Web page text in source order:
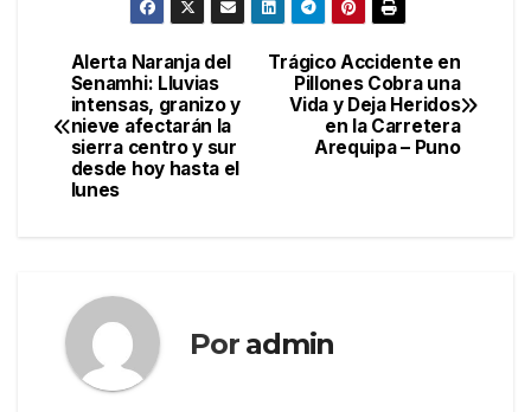
Navegación
de
entradas
Trágico Accidente en
Pillones Cobra una
Vida y Deja Heridos
en la Carretera
Arequipa – Puno
Alerta Naranja del
Senamhi: Lluvias
intensas, granizo y
nieve afectarán la
sierra centro y sur
desde hoy hasta el
lunes
Por admin